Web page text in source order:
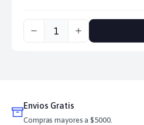
Envios Gratis
Compras mayores a $5000.